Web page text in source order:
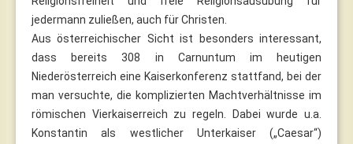
jedermann zuließen, auch für Christen.
Aus österreichischer Sicht ist besonders interessant,
dass bereits 308 in Carnuntum im heutigen
Niederösterreich eine Kaiserkonferenz stattfand, bei der
man versuchte, die komplizierten Machtverhältnisse im
römischen Vierkaiserreich zu regeln. Dabei wurde u.a.
Konstantin als westlicher Unterkaiser („Caesar“)